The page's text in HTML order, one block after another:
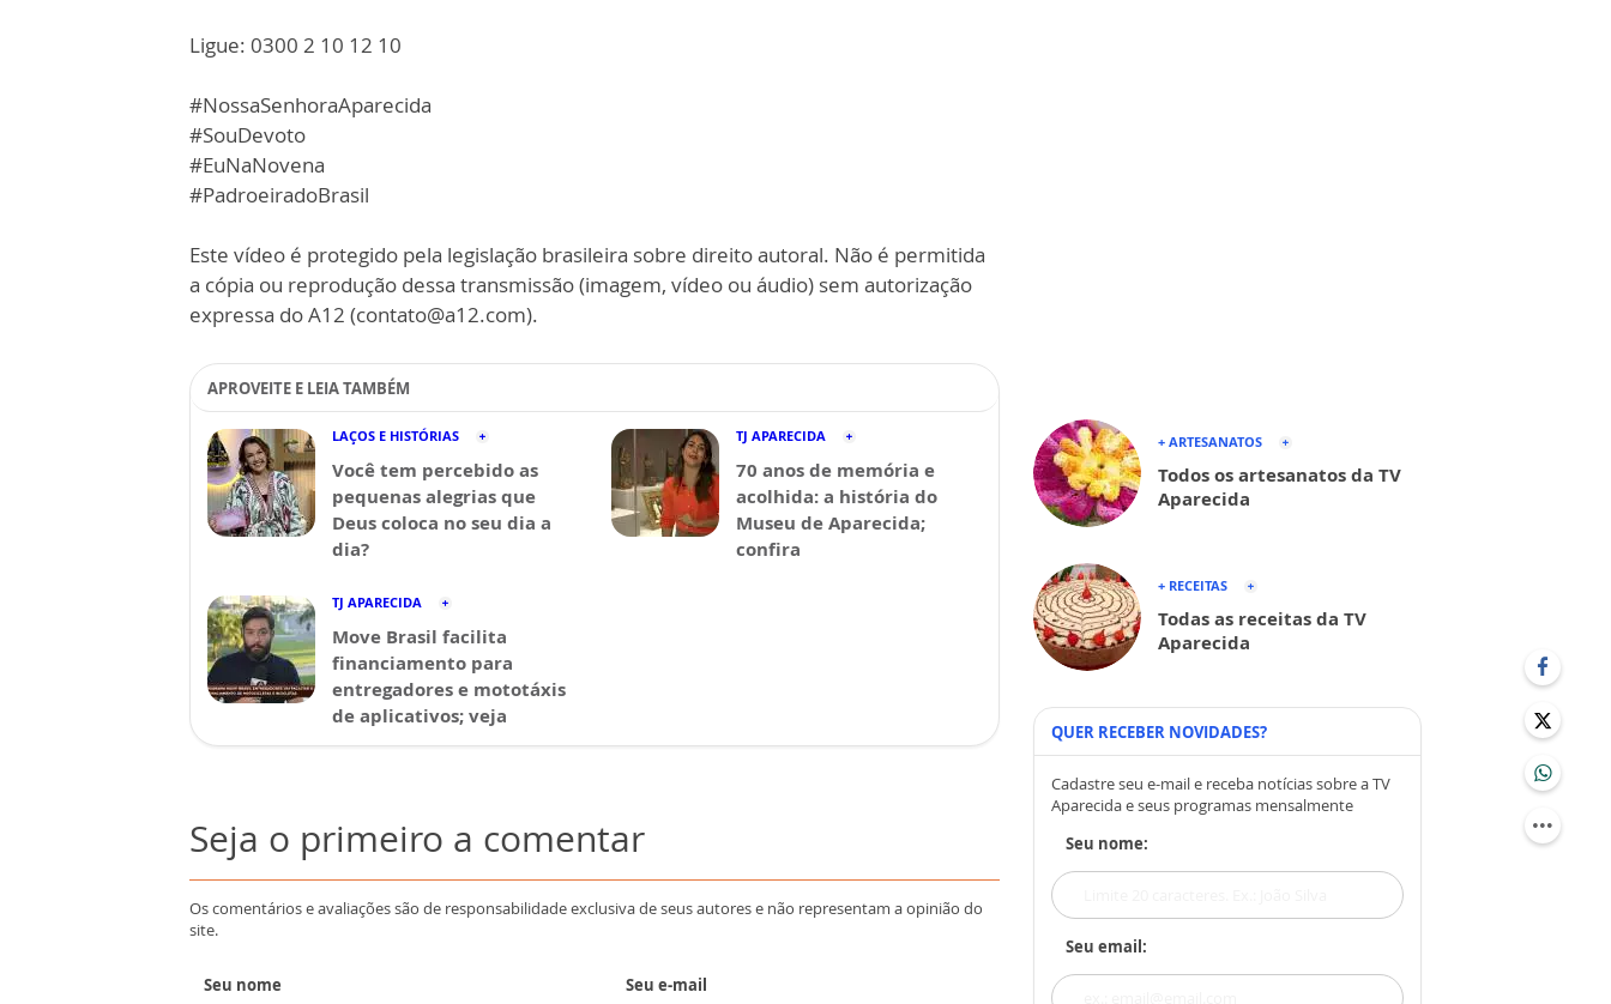
Ligue: 0300 2 10 12 10
#NossaSenhoraAparecida
#SouDevoto
#EuNaNovena
#PadroeiradoBrasil
Este vídeo é protegido pela legislação brasileira sobre direito autoral. Não é permitida
a cópia ou reprodução dessa transmissão (imagem, vídeo ou áudio) sem autorização
expressa do A12 (contato@a12.com).
APROVEITE E LEIA TAMBÉM
LAÇOS E HISTÓRIAS
Você tem percebido as
pequenas alegrias que
Deus coloca no seu dia a
dia?
TJ APARECIDA
70 anos de memória e
acolhida: a história do
Museu de Aparecida;
confira
TJ APARECIDA
Move Brasil facilita
financiamento para
entregadores e mototáxis
de aplicativos; veja
Seja o primeiro a comentar
Os comentários e avaliações são de responsabilidade exclusiva de seus autores e não representam a opinião do
site.
Seu nome Seu e-mail
+ ARTESANATOS
Todos os artesanatos da TV
Aparecida
+ RECEITAS
Todas as receitas da TV
Aparecida
QUER RECEBER NOVIDADES?
Cadastre seu e-mail e receba notícias sobre a TV
Aparecida e seus programas mensalmente
Seu nome:
Seu email: